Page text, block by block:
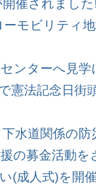
催されまし
モビリティ
ンターへ見
憲法記念日街
水道関係の
の募金活動
(成人式)を開